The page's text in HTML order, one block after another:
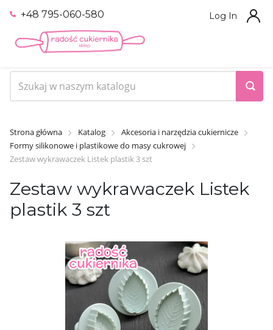
+48 795-060-580 Log In
Strona główna Katalog
Akcesoria i narzędzia cukiernicze
Formy silikonowe i plastikowe do masy cukrowej
Zestaw wykrawaczek Listek plastik 3 szt
Zestaw wykrawaczek Listek
plastik 3 szt